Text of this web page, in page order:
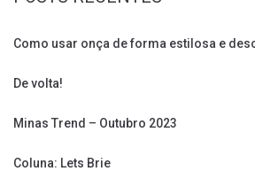
Como usar onça de forma estilosa e
De volta!
Minas Trend – Outubro 2023
Coluna: Lets Brie